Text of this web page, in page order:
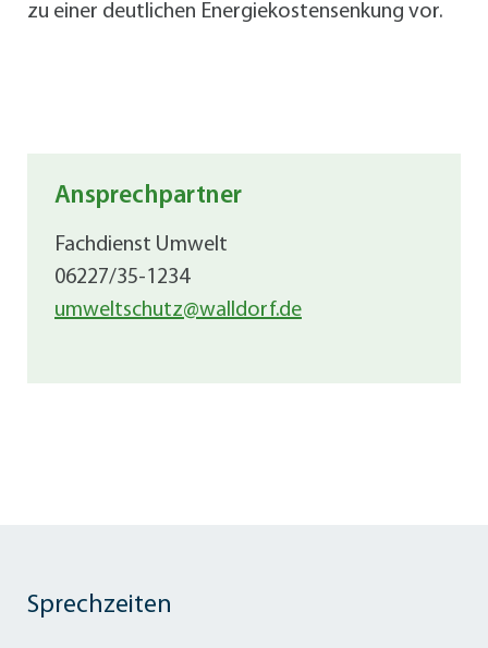
zu einer deutlichen Energiekostensenkung vor.
Ansprechpartner
Fachdienst Umwelt
06227/35-1234
umweltschutz@walldorf.de
Sprechzeiten